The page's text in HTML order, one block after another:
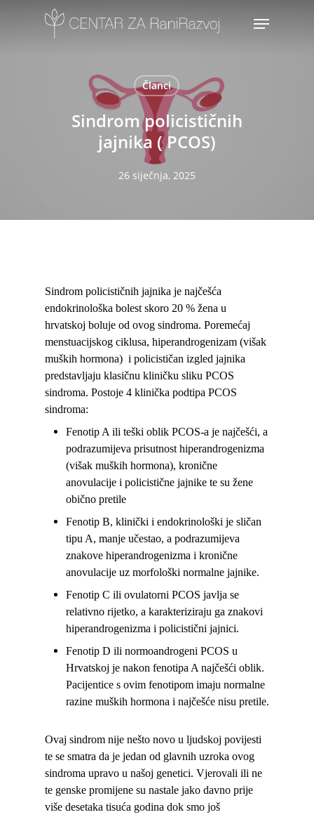
Menu
Članci
Sindrom policističnih
jajnika ( PCOS)
26 siječnja, 2025
Sindrom policističnih jajnika je najčešća
endokrinološka bolest skoro 20 % žena u
hrvatskoj boluje od ovog sindroma. Poremećaj
menstuacijskog ciklusa, hiperandrogenizam (višak
muških hormona) i policističan izgled jajnika
predstavljaju klasičnu kliničku sliku PCOS
sindroma. Postoje 4 klinička podtipa PCOS
sindroma:
Fenotip A ili teški oblik PCOS-a je najčešći, a
podrazumijeva prisutnost hiperandrogenizma
(višak muških hormona), kronične
anovulacije i policistične jajnike te su žene
obično pretile
Fenotip B, klinički i endokrinološki je sličan
tipu A, manje učestao, a podrazumijeva
znakove hiperandrogenizma i kronične
anovulacije uz morfološki normalne jajnike.
Fenotip C ili ovulatorni PCOS javlja se
relativno rijetko, a karakteriziraju ga znakovi
hiperandrogenizma i policistični jajnici.
Fenotip D ili normoandrogeni PCOS u
Hrvatskoj je nakon fenotipa A najčešći oblik.
Pacijentice s ovim fenotipom imaju normalne
razine muških hormona i najčešće nisu pretile.
Ovaj sindrom nije nešto novo u ljudskoj povijesti
te se smatra da je jedan od glavnih uzroka ovog
sindroma upravo u našoj genetici. Vjerovali ili ne
te genske promijene su nastale jako davno prije
više desetaka tisuća godina dok smo još